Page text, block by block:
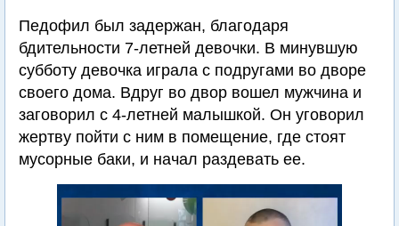
Педофил был задержан, благодаря
бдительности 7-летней девочки. В минувшую
субботу девочка играла с подругами во дворе
своего дома. Вдруг во двор вошел мужчина и
заговорил с 4-летней малышкой. Он уговорил
жертву пойти с ним в помещение, где стоят
мусорные баки, и начал раздевать ее.